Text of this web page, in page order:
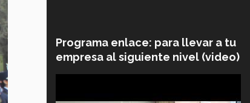
Programa enlace: para llevar a tu
empresa al siguiente nivel (video)